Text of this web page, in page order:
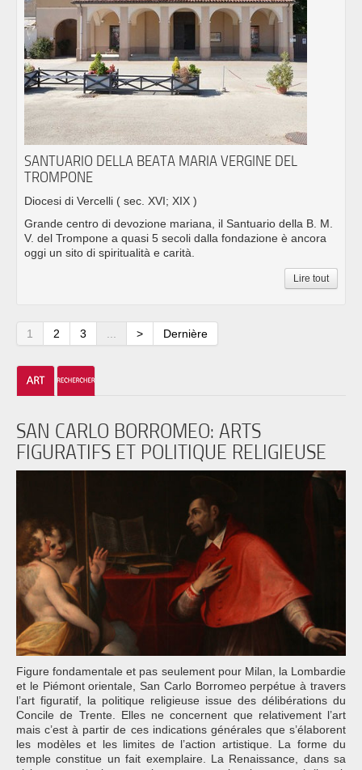
SANTUARIO DELLA BEATA MARIA VERGINE DEL
TROMPONE
Diocesi di Vercelli ( sec. XVI; XIX )
Grande centro di devozione mariana, il Santuario della B. M.
V. del Trompone a quasi 5 secoli dalla fondazione è ancora
oggi un sito di spiritualità e carità.
Lire tout
1 2 3 ... > Dernière
SAN CARLO BORROMEO: ARTS
FIGURATIFS ET POLITIQUE RELIGIEUSE
Figure fondamentale et pas seulement pour Milan, la Lombardie
et le Piémont orientale, San Carlo Borromeo perpétue à travers
l’art figuratif, la politique religieuse issue des délibérations du
Concile de Trente. Elles ne concernent que relativement l’art
mais c’est à partir de ces indications générales que s’élaborent
les modèles et les limites de l’action artistique. La forme du
temple constitue un fait exemplaire. La Renaissance, dans sa